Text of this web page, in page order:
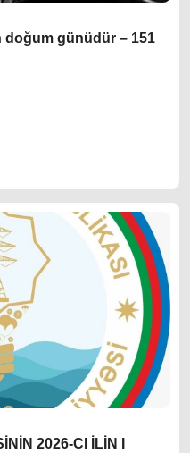
doğum günüdür – 151
2026-CI İLİN I